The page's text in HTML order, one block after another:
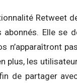
Retweet
Elle se
n’apparaîtront
plus, les
de partager